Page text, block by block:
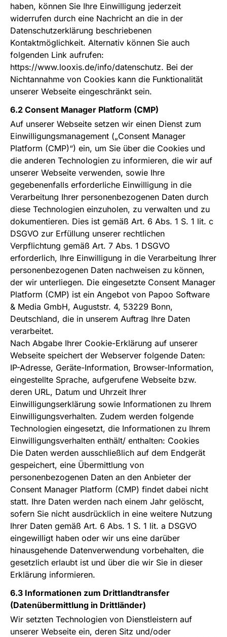
haben, können Sie Ihre Einwilligung jederzeit
widerrufen durch eine Nachricht an die in der
Datenschutzerklärung beschriebenen
Kontaktmöglichkeit. Alternativ können Sie auch
folgenden Link aufrufen:
https://www.looxis.de/info/datenschutz. Bei der
Nichtannahme von Cookies kann die Funktionalität
unserer Webseite eingeschränkt sein.
6.2 Consent Manager Platform (CMP)
Auf unserer Webseite setzen wir einen Dienst zum
Einwilligungsmanagement („Consent Manager
Platform (CMP)“) ein, um Sie über die Cookies und
die anderen Technologien zu informieren, die wir auf
unserer Webseite verwenden, sowie Ihre
gegebenenfalls erforderliche Einwilligung in die
Verarbeitung Ihrer personenbezogenen Daten durch
diese Technologien einzuholen, zu verwalten und zu
dokumentieren. Dies ist gemäß Art. 6 Abs. 1 S. 1 lit. c
DSGVO zur Erfüllung unserer rechtlichen
Verpflichtung gemäß Art. 7 Abs. 1 DSGVO
erforderlich, Ihre Einwilligung in die Verarbeitung Ihrer
personenbezogenen Daten nachweisen zu können,
der wir unterliegen. Die eingesetzte Consent Manager
Platform (CMP) ist ein Angebot von Papoo Software
& Media GmbH, Auguststr. 4, 53229 Bonn,
Deutschland, die in unserem Auftrag Ihre Daten
verarbeitet.
Nach Abgabe Ihrer Cookie-Erklärung auf unserer
Webseite speichert der Webserver folgende Daten:
IP-Adresse, Geräte-Information, Browser-Information,
eingestellte Sprache, aufgerufene Webseite bzw.
deren URL, Datum und Uhrzeit Ihrer
Einwilligungserklärung sowie Informationen zu Ihrem
Einwilligungsverhalten. Zudem werden folgende
Technologien eingesetzt, die Informationen zu Ihrem
Einwilligungsverhalten enthält/ enthalten: Cookies
Die Daten werden ausschließlich auf dem Endgerät
gespeichert, eine Übermittlung von
personenbezogenen Daten an den Anbieter der
Consent Manager Platform (CMP) findet dabei nicht
statt. Ihre Daten werden nach einem Jahr gelöscht,
sofern Sie nicht ausdrücklich in eine weitere Nutzung
Ihrer Daten gemäß Art. 6 Abs. 1 S. 1 lit. a DSGVO
eingewilligt haben oder wir uns eine darüber
hinausgehende Datenverwendung vorbehalten, die
gesetzlich erlaubt ist und über die wir Sie in dieser
Erklärung informieren.
6.3 Informationen zum Drittlandtransfer
(Datenübermittlung in Drittländer)
Wir setzten Technologien von Dienstleistern auf
unserer Webseite ein, deren Sitz und/oder